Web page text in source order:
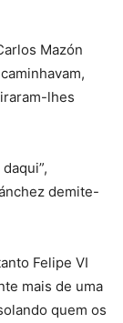
Mazón
lhes
demite-
Felipe VI
mais de uma
quem os